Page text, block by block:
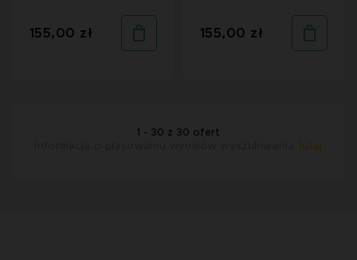
155,00 zł 155,00 zł
1 - 30 z 30 ofert
tutaj